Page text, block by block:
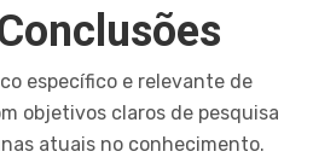
específico e relevante de
objetivos claros de pesquisa
atuais no conhecimento.